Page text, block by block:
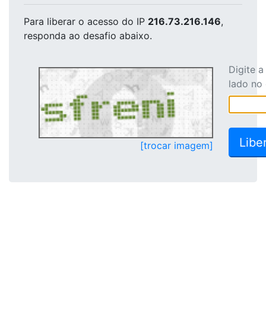
Para liberar o acesso do IP 216.73.216.146,
responda ao desafio abaixo.
[trocar imagem]
Digite
lado no